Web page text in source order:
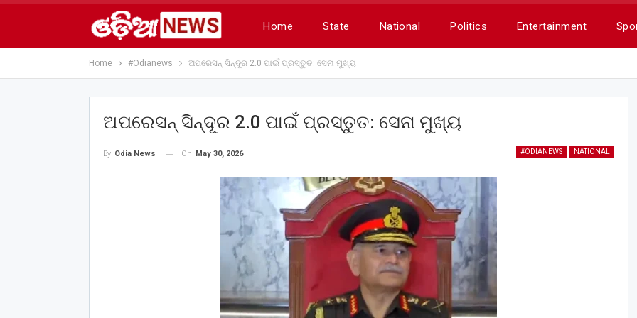
Home State National Politics Entertainment
Home #Odianews ଅପରେସନ୍ ସିନ୍ଦୂର 2.0 ପାଇଁ ପ୍ରସ୍ତୁତ: ସେନା ମୁଖ୍ୟ
ଅପରେସନ୍ ସିନ୍ଦୂର 2.0 ପାଇଁ ପ୍ରସ୍ତୁତ: ସେନା ମୁଖ୍ୟ
#ODIANEWS NATIONAL
By Odia News On May 30, 2026